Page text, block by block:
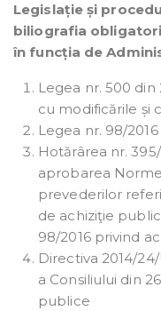
Legislație și
biliografia
în funcția de
Legea nr. 500
cu modificările și
Legea nr. 98/
Hotărârea nr.
aprobarea
prevederilor
de achiziţie
98/2016 privind
Directiva 2014/
a Consiliului din
publice